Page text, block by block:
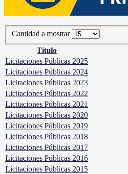
Cantidad a mostrar
Título
Licitaciones Públicas 2025
Licitaciones Públicas 2024
Licitaciones Públicas 2023
Licitaciones Públicas 2022
Licitaciones Públicas 2021
Licitaciones Públicas 2020
Licitaciones Públicas 2019
Licitaciones Públicas 2018
Licitaciones Públicas 2017
Licitaciones Públicas 2016
Licitaciones Públicas 2015